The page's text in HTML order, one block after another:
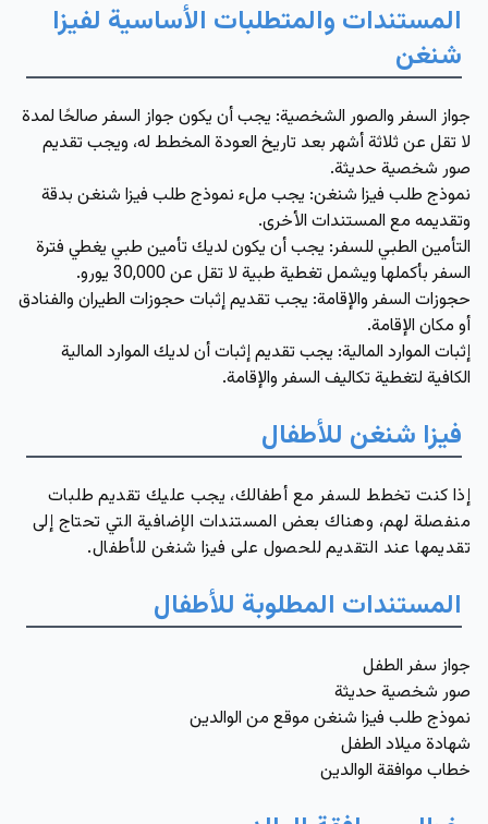
المستندات والمتطلبات الأساسية لفيزا
شنغن
جواز السفر والصور الشخصية: يجب أن يكون جواز السفر صالحًا لمدة
لا تقل عن ثلاثة أشهر بعد تاريخ العودة المخطط له، ويجب تقديم
صور شخصية حديثة.
نموذج طلب فيزا شنغن: يجب ملء نموذج طلب فيزا شنغن بدقة
وتقديمه مع المستندات الأخرى.
التأمين الطبي للسفر: يجب أن يكون لديك تأمين طبي يغطي فترة
السفر بأكملها ويشمل تغطية طبية لا تقل عن30,000 يورو.
حجوزات السفر والإقامة: يجب تقديم إثبات حجوزات الطيران والفنادق
أو مكان الإقامة.
إثبات الموارد المالية: يجب تقديم إثبات أن لديك الموارد المالية
الكافية لتغطية تكاليف السفر والإقامة.
فيزا شنغن للأطفال
إذا كنت تخطط للسفر مع أطفالك، يجب عليك تقديم طلبات
منفصلة لهم، وهناك بعض المستندات الإضافية التي تحتاج إلى
تقديمها عند التقديم للحصول على فيزا شنغن للأطفال.
المستندات المطلوبة للأطفال
جواز سفر الطفل
صور شخصية حديثة
نموذج طلب فيزا شنغن موقع من الوالدين
شهادة ميلاد الطفل
خطاب موافقة الوالدين